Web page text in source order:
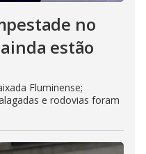
no
estão
Fluminense;
e rodovias foram